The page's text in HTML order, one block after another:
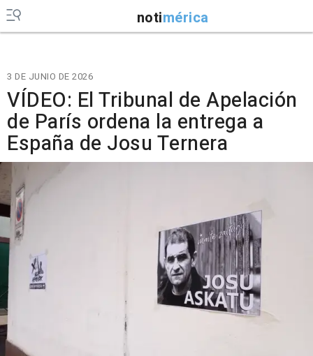
notimérica
3 DE JUNIO DE 2026
VÍDEO: El Tribunal de Apelación
de París ordena la entrega a
España de Josu Ternera